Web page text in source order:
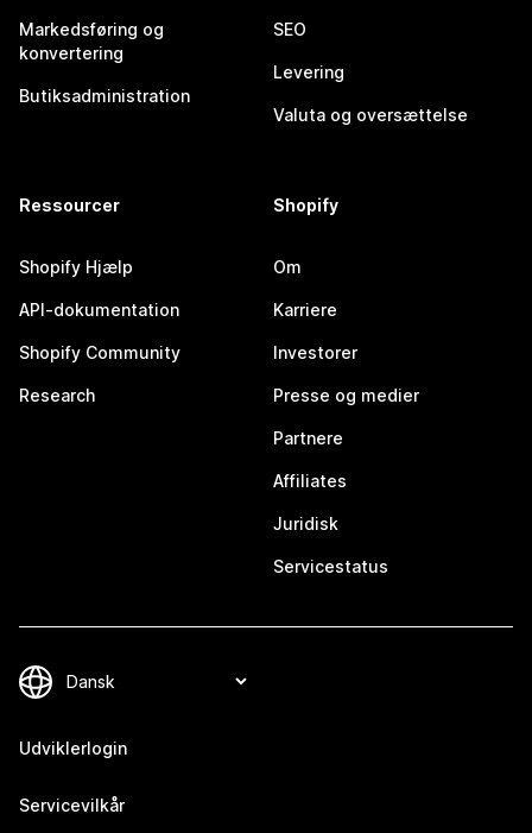
Markedsføring og
konvertering
Butiksadministration
SEO
Levering
Valuta og oversættelse
Ressourcer
Shopify Hjælp
API-dokumentation
Shopify Community
Research
Shopify
Om
Karriere
Investorer
Presse og medier
Partnere
Affiliates
Juridisk
Servicestatus
Udviklerlogin
Servicevilkår